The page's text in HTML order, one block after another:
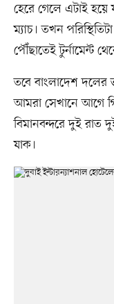
হেরে গেলে এটাই হয়ে
ম্যাচ। তখন
পৌঁছাতেই টুর্নামেন্ট
তবে বাংলাদেশ দলের
আমরা সেখানে আগে
বিমানবন্দরে দুই রাত
যাক।